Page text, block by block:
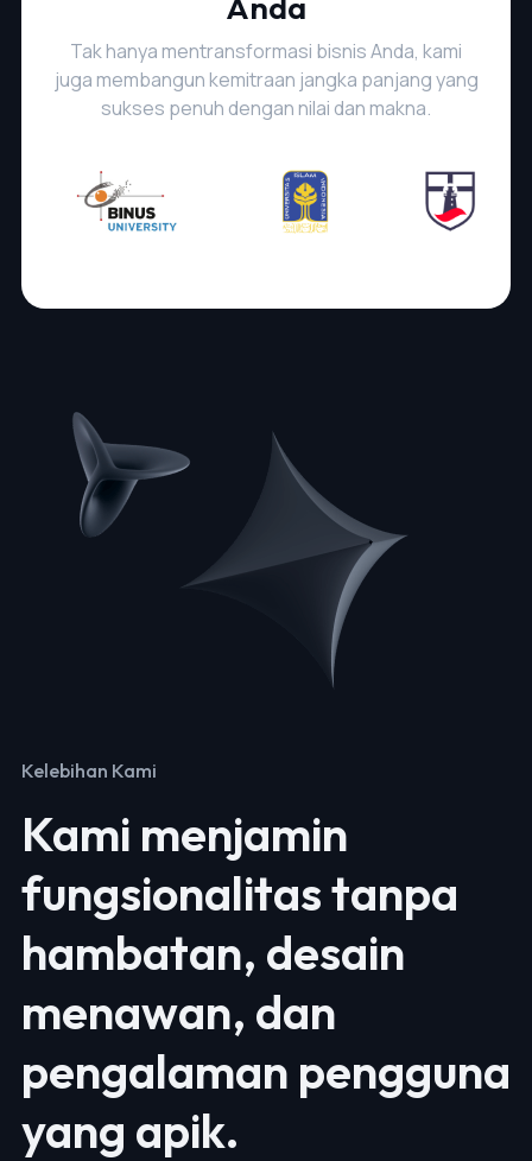
Tak hanya mentransformasi bisnis Anda, kami
juga membangun kemitraan jangka panjang yang
sukses penuh dengan nilai dan makna.
Kelebihan Kami
Kami menjamin
fungsionalitas tanpa
hambatan, desain
menawan, dan
pengalaman pengguna
yang apik.